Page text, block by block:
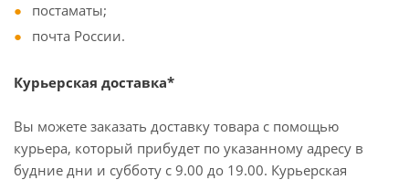
постаматы;
почта России.
Курьерская доставка*
Вы можете заказать доставку товара с помощью
курьера, который прибудет по указанному адресу в
будние дни и субботу с 9.00 до 19.00. Курьерская